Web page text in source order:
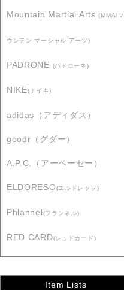
Mountain Martial Arts(MMA/マ
ウンテン マーシャル アーツ)
PADRONE (パドローネ)
NIKE(ナイキ)
adidas（アディダス）
goodr（グダー）
A.P.C.（アーペーセー）
ELDORESO(エルドレッソ)
Phlannel(フランネル)
RED CARD(レッドカード)
Item Lists